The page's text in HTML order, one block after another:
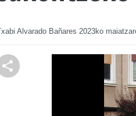
Alvarado Bañares 2023ko